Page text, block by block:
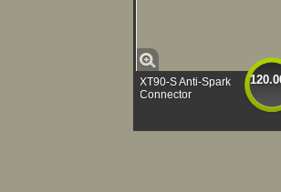
XT90-S Anti-Spark
Connector